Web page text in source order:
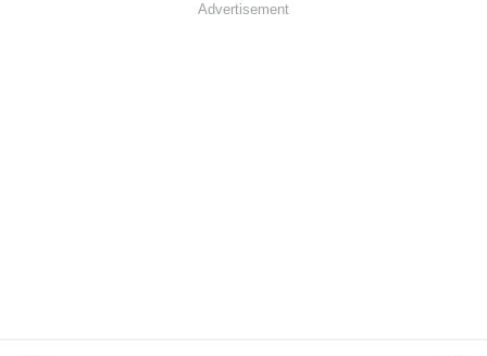
Advertisement